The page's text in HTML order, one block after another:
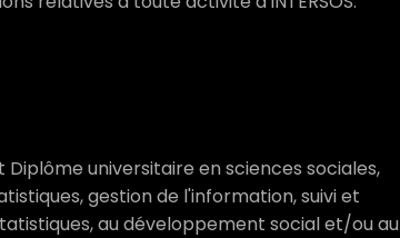
universitaire en sciences sociales,
gestion de l'information, suivi et
au développement social et/ou au